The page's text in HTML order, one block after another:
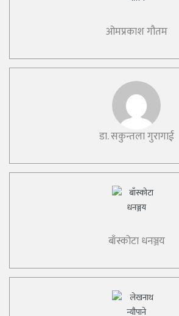
ओमप्रकाश गौतम
डा. सकुन्तला गुरागाई
बाँस्कोटा धनञ्जय